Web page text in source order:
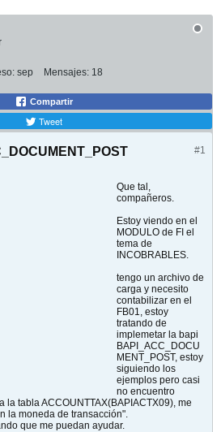
sep Mensajes: 18
Compartir
Tweet
#1
Que tal,
compañeros.
Estoy viendo en el
MODULO de FI el
tema de
INCOBRABLES.
tengo un archivo de
carga y necesito
contabilizar en el
FB01, estoy
tratando de
implemetar la bapi
BAPI_ACC_DOCU
MENT_POST, estoy
siguiendo los
ejemplos pero casi
no encuentro
tabla ACCOUNTTAX(BAPIACTX09), me
la moneda de transacción".
que me puedan ayudar.